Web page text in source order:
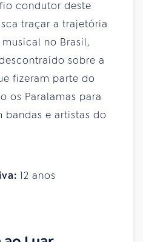
condutor deste
traçar a trajetória
no Brasil,
sobre a
fizeram parte do
os Paralamas para
bandas e artistas do
12 anos